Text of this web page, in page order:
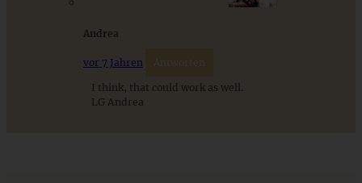
Andrea
vor 7 Jahren Antworten
I think, that could work as well.
LG Andrea